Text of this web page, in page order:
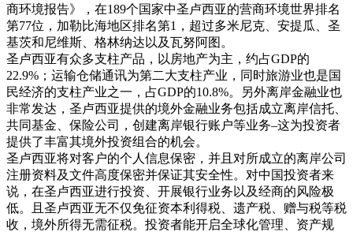
商环境报告》，在189个国家中圣卢西亚的营商环境世界排名
第77位，加勒比海地区排名第1，超过多米尼克、安提瓜、圣
基茨和尼维斯、格林纳达以及瓦努阿图。
圣卢西亚有众多支柱产品，以房地产为主，约占GDP的
22.9%；运输仓储通讯为第二大支柱产业，同时旅游业也是国
民经济的支柱产业之一，占GDP的10.8%。另外离岸金融业也
非常发达，圣卢西亚提供的境外金融业务包括成立离岸信托、
共同基金、保险公司，创建离岸银行账户等业务–这为投资者
提供了丰富其境外投资组合的机会。
圣卢西亚将对客户的个人信息保密，并且对所成立的离岸公司
注册资料及文件高度保密并保证其安全性。对中国投资者来
说，在圣卢西亚进行投资、开展银行业务以及经商的风险极
低。且圣卢西亚无不仅免征资本利得税、遗产税、赠与税等税
收，境外所得无需征税。投资者能开启全球化管理、资产规